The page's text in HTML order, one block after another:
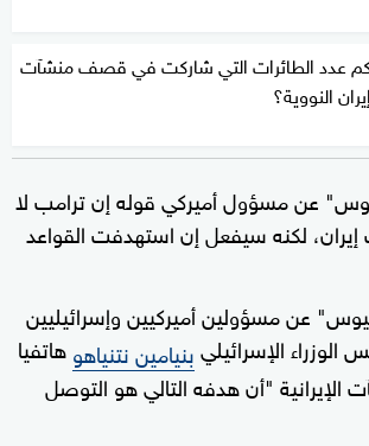
عدد الطائرات التي شاركت في قصف منشآت
إيران النووية؟
عن مسؤول أميركي قوله إن ترامب لا
لكنه سيفعل إن استهدفت القواعد
عن مسؤولين أميركيين وإسرائيليين
الوزراء الإسرائيليبنيامين نتنياهوهاتفيا
"أن هدفه التالي هو التوصل